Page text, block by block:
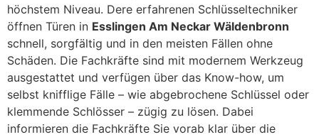
höchstem Niveau. Dere erfahrenen Schlüsseltechniker
öffnen Türen in Esslingen Am Neckar Wäldenbronn
schnell, sorgfältig und in den meisten Fällen ohne
Schäden. Die Fachkräfte sind mit modernem Werkzeug
ausgestattet und verfügen über das Know-how, um
selbst knifflige Fälle – wie abgebrochene Schlüssel oder
klemmende Schlösser – zügig zu lösen. Dabei
informieren die Fachkräfte Sie vorab klar über die